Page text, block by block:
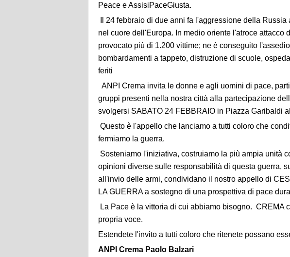
Peace e AssisiPaceGiusta.
Il 24 febbraio di due anni fa l'aggressione della
nel cuore dell'Europa. In medio oriente l'atroce attacco
provocato più di 1.200 vittime; ne è conseguito
bombardamenti a tappeto, distruzione di scuole,
feriti
ANPI Crema invita le donne e agli uomini di pace,
gruppi presenti nella nostra città alla partecipazione
svolgersi SABATO 24 FEBBRAIO in Piazza Garibaldi
Questo è l'appello che lanciamo a tutti coloro che
fermiamo la guerra.
Sosteniamo l'iniziativa, costruiamo la più ampia unità
opinioni diverse sulle responsabilità di questa guerra,
all'invio delle armi, condividano il nostro appello di
LA GUERRA a sostegno di una prospettiva di pace
La Pace è la vittoria di cui abbiamo bisogno. CREMA
propria voce.
Estendete l'invito a tutti coloro che ritenete possano
ANPI Crema Paolo Balzari